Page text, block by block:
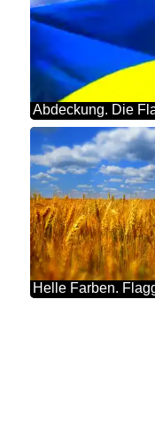
Abdeckung. Die